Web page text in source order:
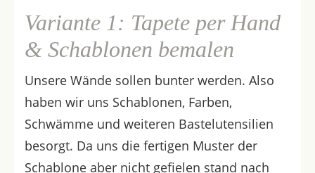
Variante 1: Tapete per Hand
& Schablonen bemalen
Unsere Wände sollen bunter werden. Also
haben wir uns Schablonen, Farben,
Schwämme und weiteren Bastelutensilien
besorgt. Da uns die fertigen Muster der
Schablone aber nicht gefielen stand nach